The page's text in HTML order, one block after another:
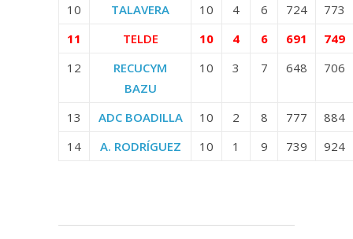
10 TALAVERA 10 4 6 724
773
11
TELDE 10 4 6 691
749
12
RECUCYM
BAZU
10 3 7 648 706
13 ADC BOADILLA 10 2 8 777
884
14
A. RODRÍGUEZ 10 1 9 739 924